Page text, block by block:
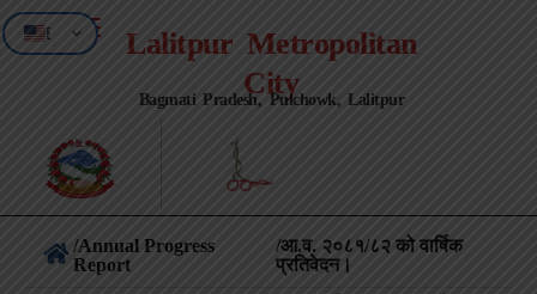
Lalitpur Metropolitan
City
Bagmati Pradesh, Pulchowk, Lalitpur
/Annual Progress
Report
/आ.व. २०८१/८२ को वार्षिक
प्रतिवेदन।